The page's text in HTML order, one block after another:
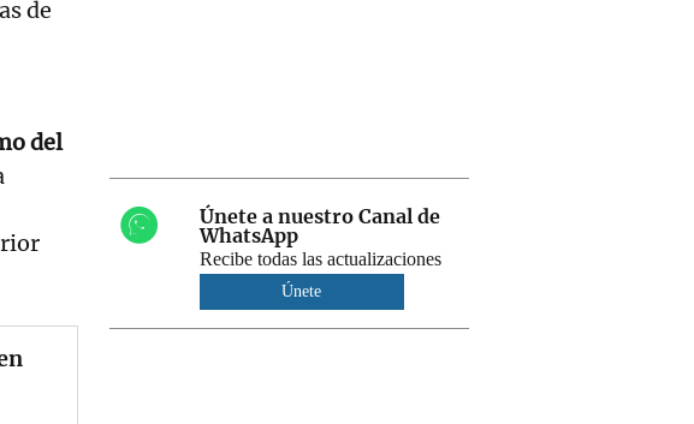
de
del
Únete a nuestro Canal de
WhatsApp
Recibe todas las actualizaciones
Únete